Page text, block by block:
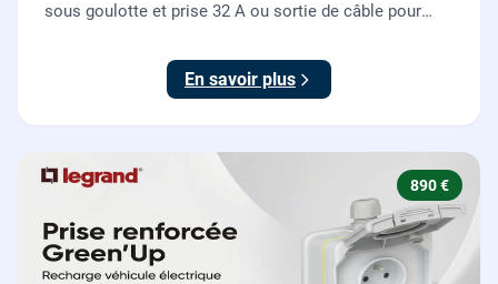
sous goulotte et prise 32 A ou sortie de câble pour
En savoir plus
890 €